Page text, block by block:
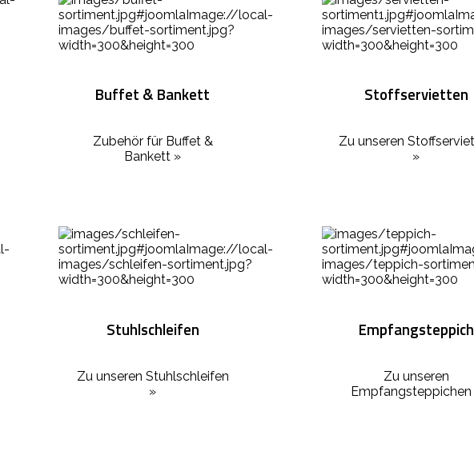
Buffet & Bankett
Zubehör für Buffet &
Bankett »
Stoffservietten
Zu unseren
»
Stuhlschleifen
Zu unseren Stuhlschleifen
»
Empfangsteppich
Zu unseren
Empfangsteppichen